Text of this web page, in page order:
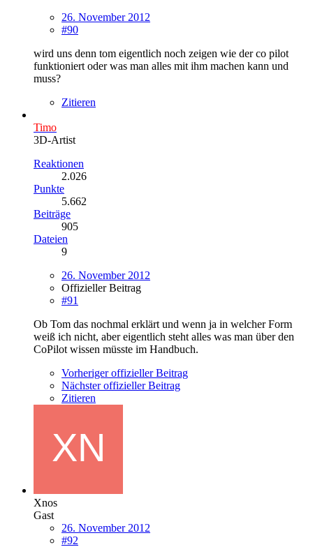
26. November 2012
#90
wird uns denn tom eigentlich noch zeigen wie der co pilot
funktioniert oder was man alles mit ihm machen kann und
muss?
Zitieren
Timo
3D-Artist
Reaktionen
2.026
Punkte
5.662
Beiträge
905
Dateien
9
26. November 2012
Offizieller Beitrag
#91
Ob Tom das nochmal erklärt und wenn ja in welcher Form
weiß ich nicht, aber eigentlich steht alles was man über den
CoPilot wissen müsste im Handbuch.
Vorheriger offizieller Beitrag
Nächster offizieller Beitrag
Zitieren
Xnos
Gast
26. November 2012
#92